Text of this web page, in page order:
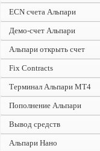
ECN счета Альпари
Демо-счет Альпари
Альпари открыть счет
Fix Contracts
Терминал Альпари MT4
Пополнение Альпари
Вывод средств
Альпари Нано